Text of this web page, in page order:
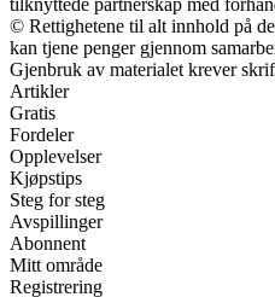
tilknyttede partnerskap med
© Rettighetene til alt innhold på
kan tjene penger gjennom
Gjenbruk av materialet krever
Artikler
Gratis
Fordeler
Opplevelser
Kjøpstips
Steg for steg
Avspillinger
Abonnent
Mitt område
Registrering